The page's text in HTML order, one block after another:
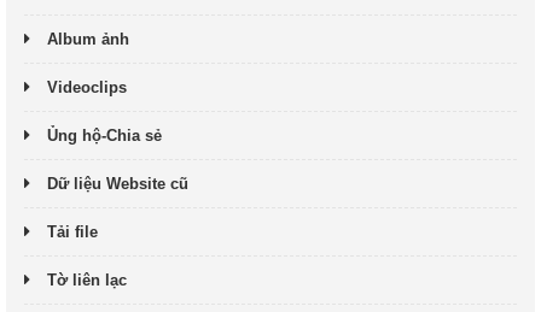
Album ảnh
Videoclips
Ủng hộ-Chia sẻ
Dữ liệu Website cũ
Tải file
Tờ liên lạc